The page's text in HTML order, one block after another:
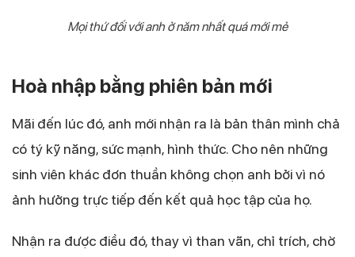
Mọi thứ đối với anh ở năm nhất quá mới mẻ
Hoà nhập bằng phiên bản mới
Mãi đến lúc đó, anh mới nhận ra là bản thân mình chả
có tý kỹ năng, sức mạnh, hình thức. Cho nên những
sinh viên khác đơn thuần không chọn anh bởi vì nó
ảnh hưởng trực tiếp đến kết quả học tập của họ.
Nhận ra được điều đó, thay vì than vãn, chỉ trích, chờ